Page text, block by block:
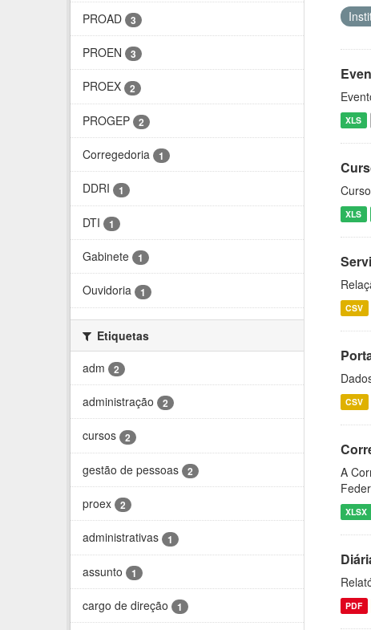
PROAD 3
PROEN 3
PROEX 2
PROGEP 2
Corregedoria 1
DDRI 1
DTI 1
Gabinete 1
Ouvidoria 1
Etiquetas
adm
2
administração 2
cursos 2
gestão de pessoas 2
proex 2
administrativas 1
assunto 1
cargo de direção 1
XLS
XLS
CSV
CSV
A
XLSX
PDF